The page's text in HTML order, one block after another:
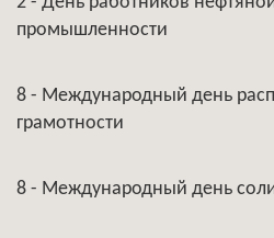
промышленности
8 - Международный день
грамотности
8 - Международный день